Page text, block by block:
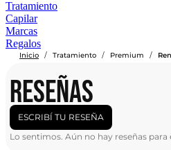
Tratamiento
Capilar
Marcas
Regalos
Inicio / Tratamiento / Premium /
RESEÑAS
ESCRIBÍ TU RESEÑA
Lo sentimos. Aún no hay reseñas para